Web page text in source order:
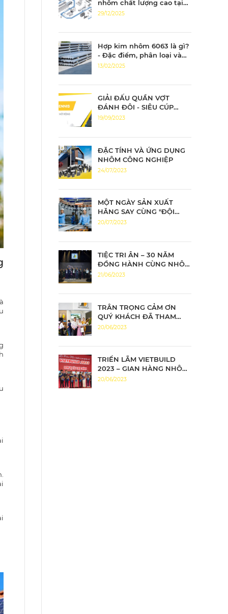
nhôm chất lượng cao tại
Nhôm Tiến Đạt
29/12/2025
Hợp kim nhôm 6063 là gì?
- Đặc điểm, phân loại và
ứng dụng của nhôm 6063
13/02/2025
GIẢI ĐẤU QUẦN VỢT
ĐÁNH ĐÔI - SIÊU CÚP
TIẾN ĐẠT MỞ RỘNG
19/09/2023
ĐẶC TÍNH VÀ ỨNG DỤNG
NHÔM CÔNG NGHIỆP
24/07/2023
MỘT NGÀY SẢN XUẤT
HĂNG SAY CÙNG "ĐỘI
QUÂN NHÔM TIẾN ĐẠT"
20/07/2023
TIỆC TRI ÂN – 30 NĂM
ĐỒNG HÀNH CÙNG NHÔM
TIẾN ĐẠT CHÂN THÀNH
21/06/2023
TRÂN TRỌNG CẢM ƠN
QUÝ KHÁCH ĐÃ THAM
QUAN GIAN HÀNG NHÔM
20/06/2023
TRIỂN LÃM VIETBUILD
2023 – GIAN HÀNG NHÔM
TIẾN ĐẠT KHAI MẠC ĐẦY
20/06/2023